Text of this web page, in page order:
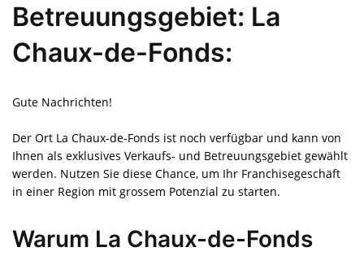
Betreuungsgebiet: La
Chaux-de-Fonds:
Gute Nachrichten!
Der Ort La Chaux-de-Fonds ist noch verfügbar und kann von
Ihnen als exklusives Verkaufs- und Betreuungsgebiet gewählt
werden. Nutzen Sie diese Chance, um Ihr Franchisegeschäft
in einer Region mit grossem Potenzial zu starten.
Warum La Chaux-de-Fonds